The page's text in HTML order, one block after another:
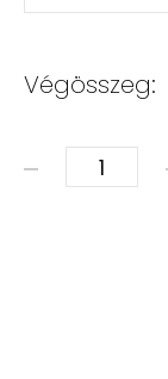
Végösszeg: